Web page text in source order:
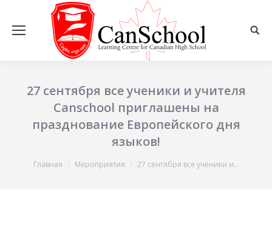
27 сентября все ученики и учителя
Canschool приглашены на
празднование Европейского дня
языков!
Вы здесь:
Главная Мероприятия 27 сентября все ученики и…